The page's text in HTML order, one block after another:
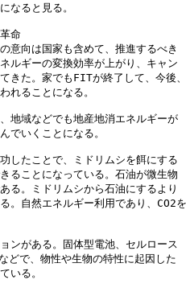
なると見る。
命
意向は国家も含めて、推進するべき
ルギーの変換効率が上がり、キャン
きた。家でもFITが終了して、今後、
れることになる。
地域などでも地産地消エネルギーが
でいくことになる。
したことで、ミドリムシを餌にする
ることになっている。石油が微生物
る。ミドリムシから石油にするより
。自然エネルギー利用であり、CO2を
ンがある。固体型電池、セルロース
どで、物性や生物の特性に起因した
いる。